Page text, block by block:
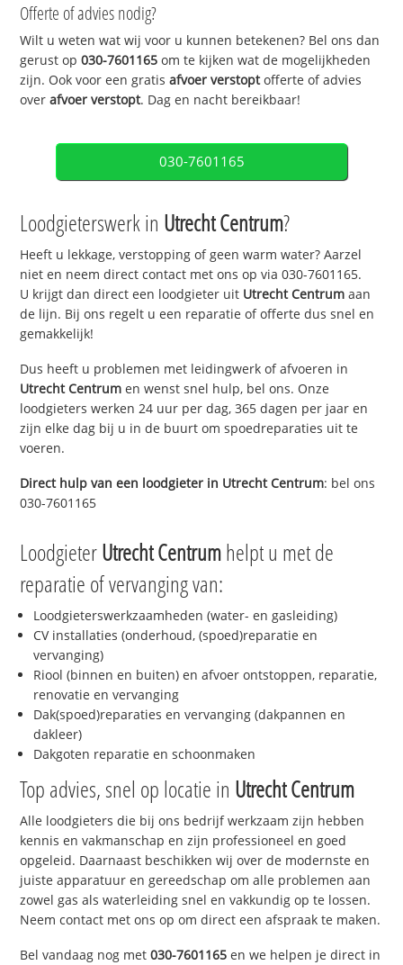
Offerte of advies nodig?
Wilt u weten wat wij voor u kunnen betekenen? Bel ons dan
gerust op030-7601165 om te kijken wat de mogelijkheden
zijn. Ook voor een gratisafvoer verstoptofferte of advies
overafvoer verstopt. Dag en nacht bereikbaar!
030-7601165
Loodgieterswerk in Utrecht Centrum?
Heeft u lekkage, verstopping of geen warm water? Aarzel
niet en neem direct contact met ons op via 030-7601165.
U krijgt dan direct een loodgieter uit Utrecht Centrum aan
de lijn. Bij ons regelt u een reparatie of offerte dus snel en
gemakkelijk!
Dus heeft u problemen met leidingwerk of afvoeren in
Utrecht Centrum en wenst snel hulp, bel ons. Onze
loodgieters werken 24 uur per dag, 365 dagen per jaar en
zijn elke dag bij u in de buurt om spoedreparaties uit te
voeren.
Direct hulp van een loodgieter in Utrecht Centrum: bel ons
030-7601165
LoodgieterUtrecht Centrumhelpt u met de
reparatie of vervanging van:
Loodgieterswerkzaamheden (water- en gasleiding)
CV installaties (onderhoud, (spoed)reparatie en
vervanging)
Riool (binnen en buiten) en afvoer ontstoppen, reparatie,
renovatie en vervanging
Dak(spoed)reparaties en vervanging (dakpannen en
dakleer)
Dakgoten reparatie en schoonmaken
Top advies, snel op locatie in Utrecht Centrum
Alle loodgieters die bij ons bedrijf werkzaam zijn hebben
kennis en vakmanschap en zijn professioneel en goed
opgeleid. Daarnaast beschikken wij over de modernste en
juiste apparatuur en gereedschap om alle problemen aan
zowel gas als waterleiding snel en vakkundig op te lossen.
Neem contact met ons op om direct een afspraak te maken.
Bel vandaag nog met030-7601165 en we helpen je direct in